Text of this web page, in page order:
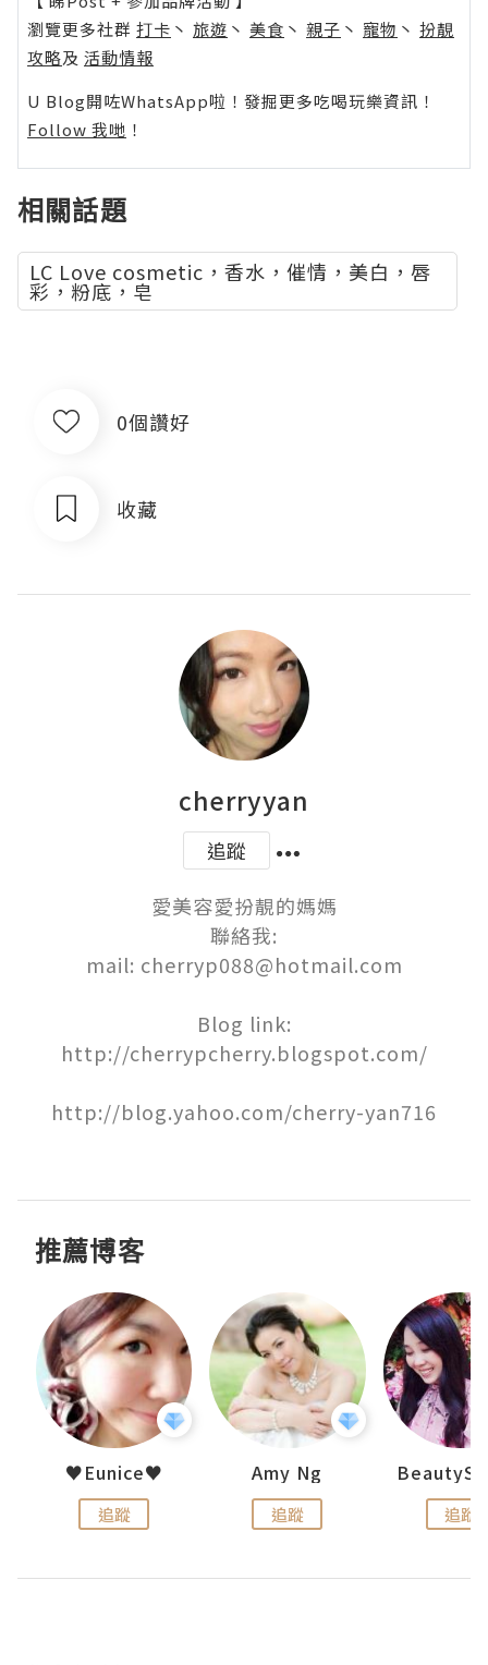
瀏覽更多社群 打卡 丶 旅遊 丶 美食 丶 親子 丶 寵物 丶 扮靚
攻略及 活動情報
U Blog開咗WhatsApp啦！發掘更多吃喝玩樂資訊！
Follow 我哋 ！
相關話題
LC Love cosmetic，香水，催情，美白，唇
彩，粉底，皂
0個讚好
收藏
cherryyan
追蹤
愛美容愛扮靚的媽媽
聯絡我:
mail: cherryp088@hotmail.com
Blog link:
http://cherrypcherry.blogspot.com/
http://blog.yahoo.com/cherry-yan716
推薦博客
♥Eunice♥
追蹤
Amy Ng
追蹤 追蹤